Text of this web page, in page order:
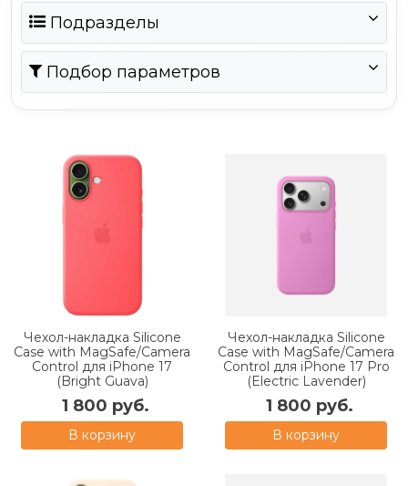
Подразделы
Подбор параметров
Чехол-накладка Silicone
Case with MagSafe/Camera
Control для iPhone 17
(Bright Guava)
1 800 руб.
В корзину
Чехол-накладка Silicone
Case with MagSafe/Camera
Control для iPhone 17 Pro
(Electric Lavender)
1 800 руб.
В корзину